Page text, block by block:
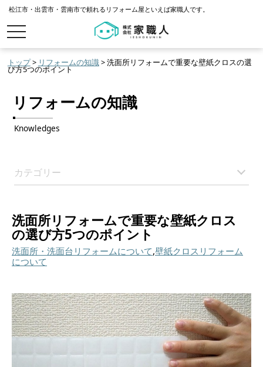
松江市・出雲市・雲南市で頼れるリフォーム屋といえば家職人です。
toggle
navigation
トップ> リフォームの知識> 洗面所リフォームで重要な壁紙クロスの選
び方5つのポイント
リフォームの知識
Knowledges
カテゴリー
洗面所リフォームで重要な壁紙クロス
の選び方5つのポイント
洗面所・洗面台リフォームについて,壁紙クロスリフォーム
について